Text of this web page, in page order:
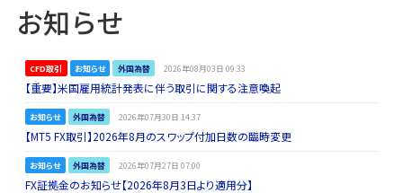
お知らせ
CFD取引 お知らせ 外国為替 2026年08月03日 09:33
【重要】米国雇用統計発表に伴う取引に関する注意喚起
お知らせ 外国為替 2026年07月30日 14:37
【MT5 FX取引】2026年8月のスワップ付加日数の臨時変更
お知らせ 外国為替 2026年07月27日 07:00
FX証拠金のお知らせ【2026年8月3日より適用分】